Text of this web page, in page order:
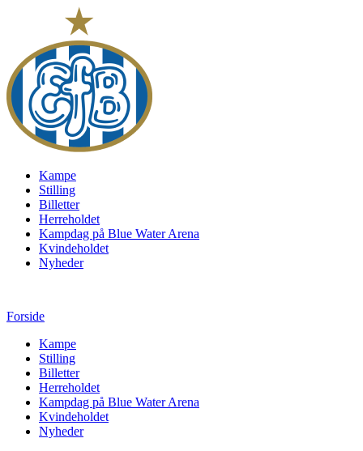
Kampe
Stilling
Billetter
Herreholdet
Kampdag på Blue Water Arena
Kvindeholdet
Nyheder
Forside
Kampe
Stilling
Billetter
Herreholdet
Kampdag på Blue Water Arena
Kvindeholdet
Nyheder